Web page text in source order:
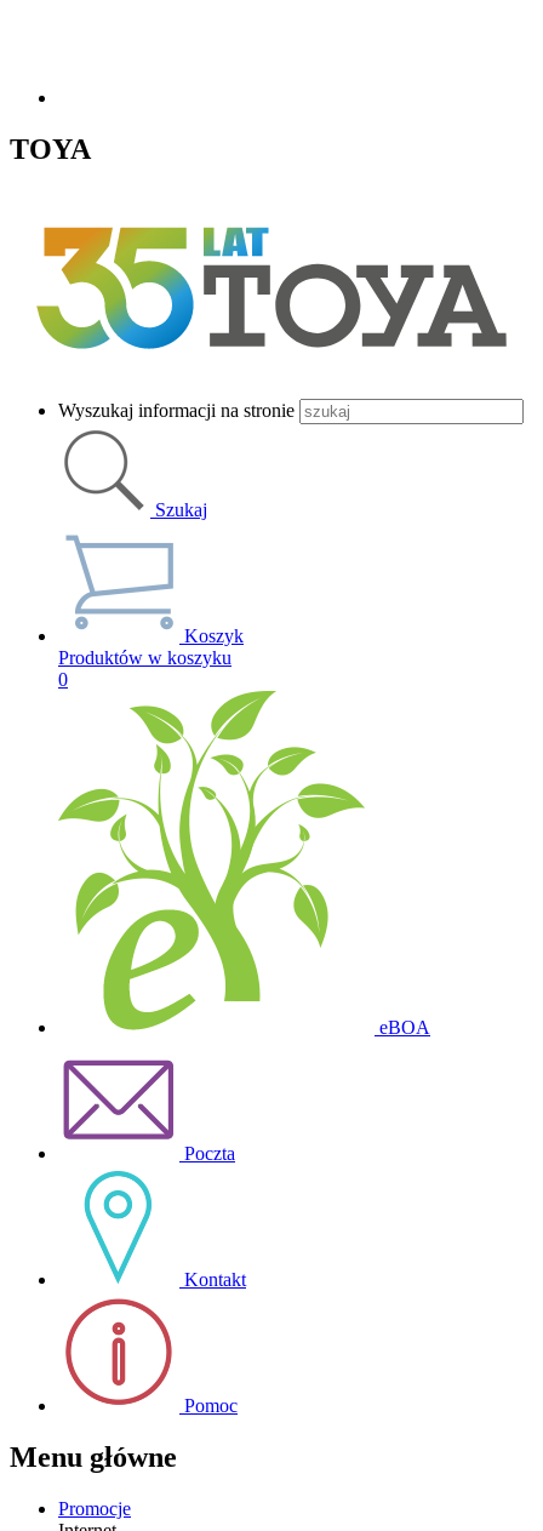
TOYA
Wyszukaj informacji na stronie
Szukaj
Koszyk
Produktów w koszyku
0
eBOA
Poczta
Kontakt
Pomoc
Menu główne
Promocje